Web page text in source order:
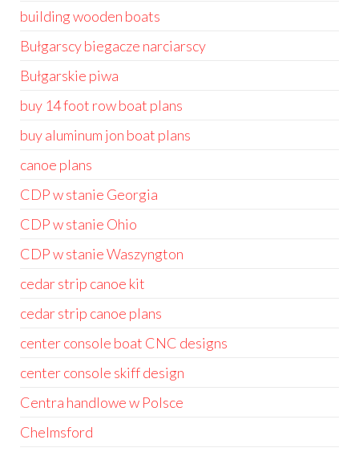
building wooden boats
Bułgarscy biegacze narciarscy
Bułgarskie piwa
buy 14 foot row boat plans
buy aluminum jon boat plans
canoe plans
CDP w stanie Georgia
CDP w stanie Ohio
CDP w stanie Waszyngton
cedar strip canoe kit
cedar strip canoe plans
center console boat CNC designs
center console skiff design
Centra handlowe w Polsce
Chelmsford